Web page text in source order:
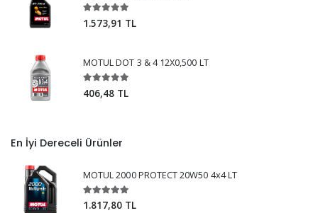
1.573,91 TL
MOTUL DOT 3 & 4 12X0,500 LT
406,48 TL
En İyi Dereceli Ürünler
MOTUL 2000 PROTECT 20W50 4x4 LT
1.817,80 TL